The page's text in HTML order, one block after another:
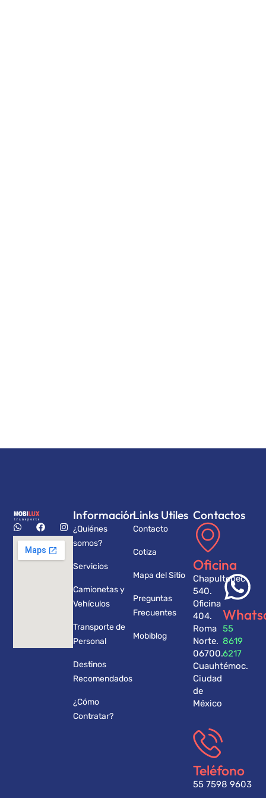
Información
¿Quiénes
somos?
Servicios
Camionetas y
Vehículos
Transporte de
Personal
Destinos
Recomendados
¿Cómo
Contratar?
Links Utiles
Contacto
Cotiza
Mapa del Sitio
Preguntas
Frecuentes
Mobiblog
Contactos
Oficina
Chapultepec
540.
Oficina
404.
Roma
Norte.
06700.
Cuauhtémoc.
Ciudad
de
México
55
8619
6217
Teléfono
55 7598 9603